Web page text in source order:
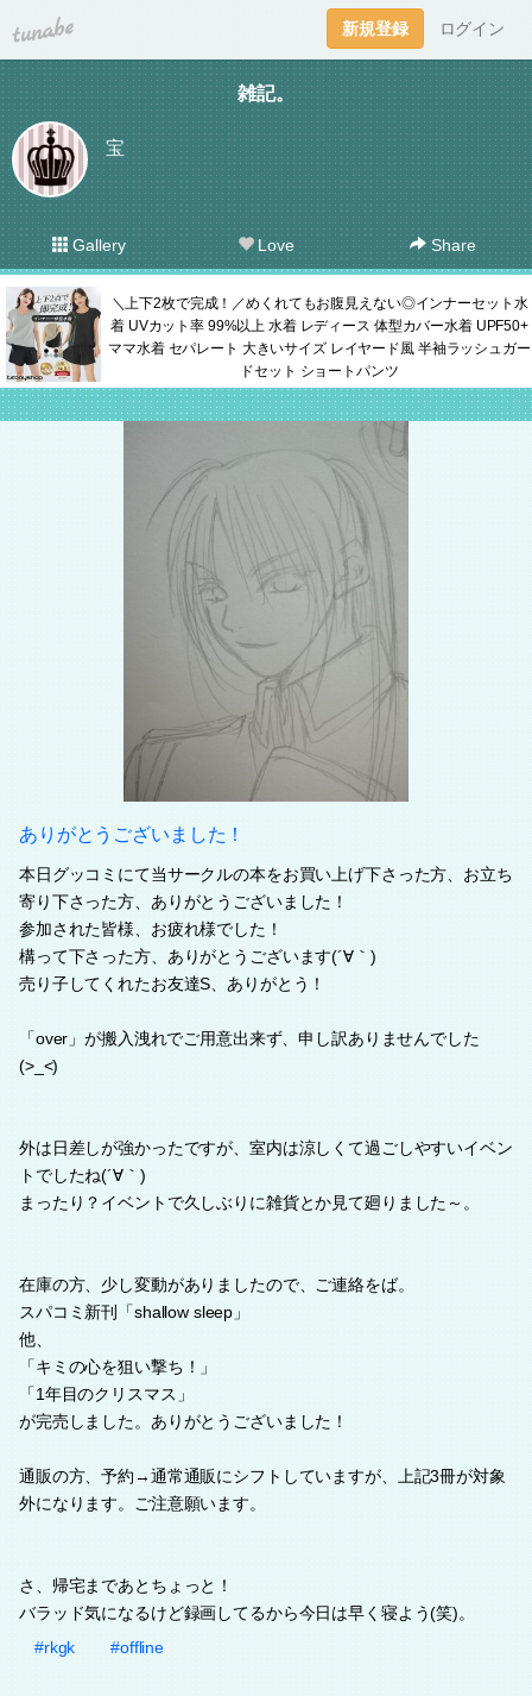
tuna.be 新規登録 ログイン
雑記。
宝
Gallery Love Share
＼上下2枚で完成！／めくれてもお腹見えない◎インナーセット水
着 UVカット率 99%以上 水着 レディース 体型カバー水着 UPF50+
ママ水着 セパレート 大きいサイズ レイヤード風 半袖ラッシュガー
ドセット ショートパンツ
ありがとうございました！
本日グッコミにて当サークルの本をお買い上げ下さった方、お立ち
寄り下さった方、ありがとうございました！
参加された皆様、お疲れ様でした！
構って下さった方、ありがとうございます(´∀｀)
売り子してくれたお友達S、ありがとう！
「over」が搬入洩れでご用意出来ず、申し訳ありませんでした
(>_<)
外は日差しが強かったですが、室内は涼しくて過ごしやすいイベン
トでしたね(´∀｀)
まったり？イベントで久しぶりに雑貨とか見て廻りました～。
在庫の方、少し変動がありましたので、ご連絡をば。
スパコミ新刊「shallow sleep」
他、
「キミの心を狙い撃ち！」
「1年目のクリスマス」
が完売しました。ありがとうございました！
通販の方、予約→通常通販にシフトしていますが、上記3冊が対象
外になります。ご注意願います。
さ、帰宅まであとちょっと！
バラッド気になるけど録画してるから今日は早く寝よう(笑)。
#rkgk
#offline